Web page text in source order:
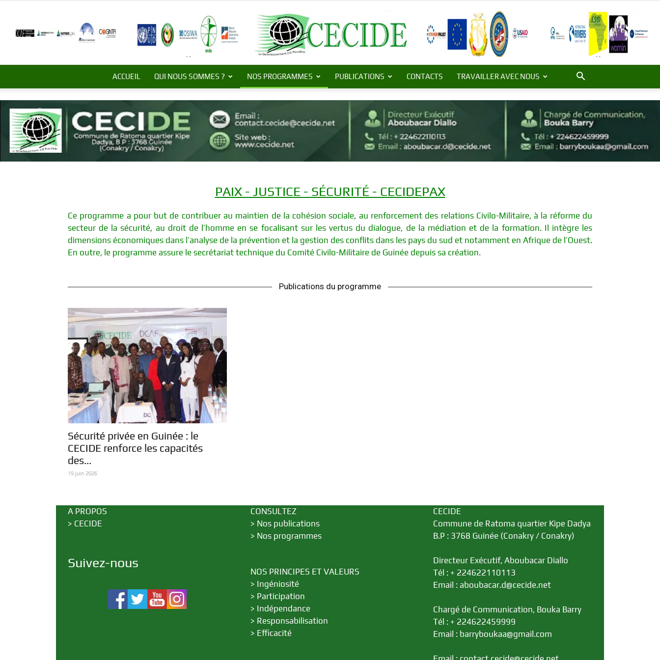
Centre
Commerce
ACCUEIL QUI NOUS SOMMES ? NOS PROGRAMMES PUBLICATIONS CONTACTS TRAVAILLER AVEC NOUS
PAIX - JUSTICE - SÉCURITÉ - CECIDEPAX
Ce programme a pour but de contribuer au maintien de la cohésion sociale, au renforcement des relations Civilo-Militaire, à la réforme du
secteur de la sécurité, au droit de l’homme en se focalisant sur les vertus du dialogue, de la médiation et de la formation. Il intègre les
dimensions économiques dans l’analyse de la prévention et la gestion des conflits dans les pays du sud et notamment en Afrique de l’Ouest.
En outre, le programme assure le secrétariat technique du Comité Civilo-Militaire de Guinée depuis sa création.
Publications du programme
Sécurité privée en Guinée : le
CECIDE renforce les capacités
des...
19 juin 2026
A PROPOS
> CECIDE
Suivez-nous
CONSULTEZ
> Nos publications
> Nos programmes
NOS PRINCIPES ET VALEURS
> Ingéniosité
> Participation
> Indépendance
> Responsabilisation
> Efficacité
CECIDE
Commune de Ratoma quartier Kipe Dadya
B.P : 3768 Guinée (Conakry / Conakry)
Directeur Exécutif, Aboubacar Diallo
Tél : + 224622110113
Email : aboubacar.d@cecide.net
Chargé de Communication, Bouka Barry
Tél : + 224622459999
Email : barryboukaa@gmail.com